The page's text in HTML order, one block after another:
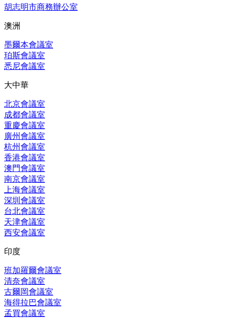
胡志明市商務辦公室
澳洲
墨爾本會議室
珀斯會議室
悉尼會議室
大中華
北京會議室
成都會議室
重慶會議室
廣州會議室
杭州會議室
香港會議室
澳門會議室
南京會議室
上海會議室
深圳會議室
台北會議室
天津會議室
西安會議室
印度
班加羅爾會議室
清奈會議室
古爾岡會議室
海得拉巴會議室
孟買會議室